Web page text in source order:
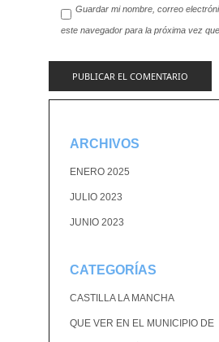
Guardar mi nombre, correo
este navegador para la próxima vez
ARCHIVOS
ENERO 2025
JULIO 2023
JUNIO 2023
CATEGORÍAS
CASTILLA LA MANCHA
QUE VER EN EL MUNICIPIO DE